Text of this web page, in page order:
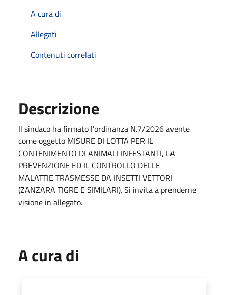
A cura di
Allegati
Contenuti correlati
Descrizione
Il sindaco ha firmato l'ordinanza N.7/2026 avente
come oggetto MISURE DI LOTTA PER IL
CONTENIMENTO DI ANIMALI INFESTANTI, LA
PREVENZIONE ED IL CONTROLLO DELLE
MALATTIE TRASMESSE DA INSETTI VETTORI
(ZANZARA TIGRE E SIMILARI). Si invita a prenderne
visione in allegato.
A cura di